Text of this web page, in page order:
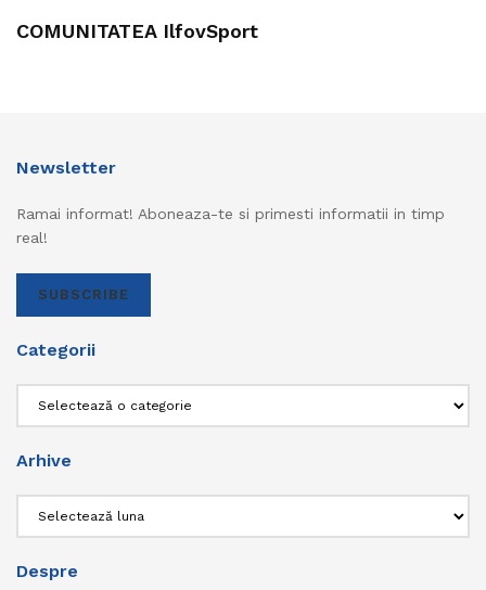
COMUNITATEA IlfovSport
Newsletter
Ramai informat! Aboneaza-te si primesti informatii in timp
real!
SUBSCRIBE
Categorii
Arhive
Despre